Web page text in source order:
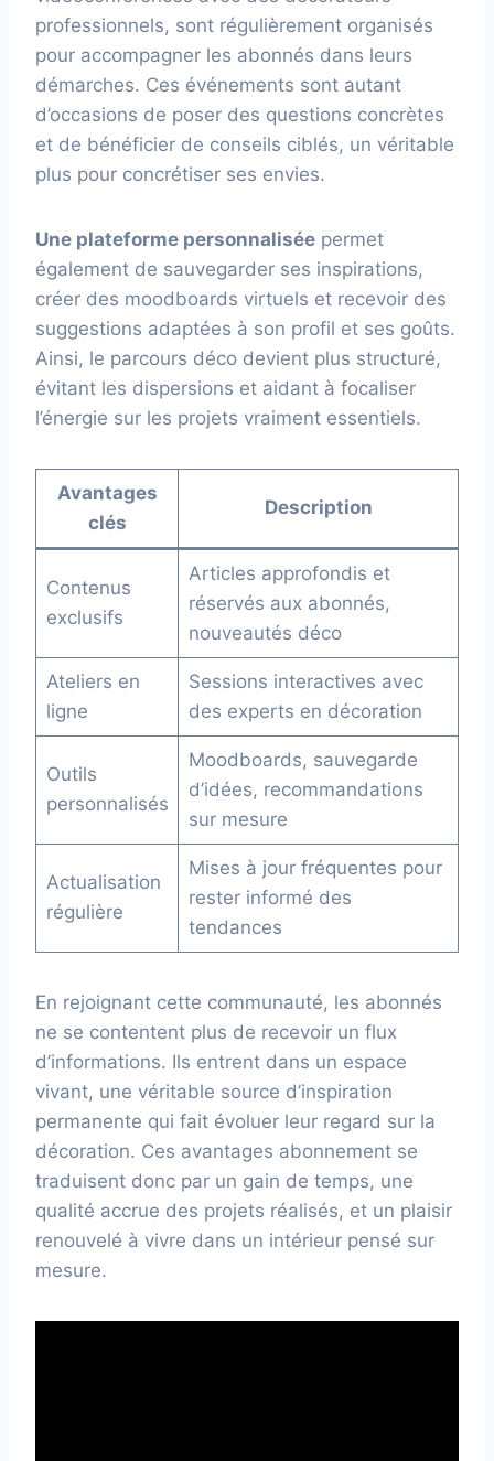
professionnels, sont régulièrement organisés
pour accompagner les abonnés dans leurs
démarches. Ces événements sont autant
d’occasions de poser des questions concrètes
et de bénéficier de conseils ciblés, un véritable
plus pour concrétiser ses envies.
Une plateforme personnalisée permet
également de sauvegarder ses inspirations,
créer des moodboards virtuels et recevoir des
suggestions adaptées à son profil et ses goûts.
Ainsi, le parcours déco devient plus structuré,
évitant les dispersions et aidant à focaliser
l’énergie sur les projets vraiment essentiels.
Avantages
clés
Description
Contenus
exclusifs
Articles approfondis et
réservés aux abonnés,
nouveautés déco
Ateliers en
ligne
Sessions interactives avec
des experts en décoration
Outils
personnalisés
Moodboards, sauvegarde
d’idées, recommandations
sur mesure
Actualisation
régulière
Mises à jour fréquentes pour
rester informé des
tendances
En rejoignant cette communauté, les abonnés
ne se contentent plus de recevoir un flux
d’informations. Ils entrent dans un espace
vivant, une véritable source d’inspiration
permanente qui fait évoluer leur regard sur la
décoration. Ces avantages abonnement se
traduisent donc par un gain de temps, une
qualité accrue des projets réalisés, et un plaisir
renouvelé à vivre dans un intérieur pensé sur
mesure.